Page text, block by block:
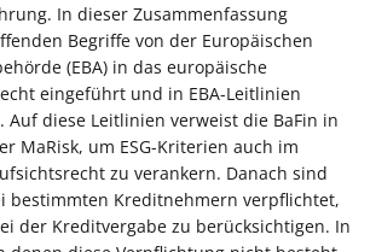
In dieser Zusammenfassung
Begriffe von der Europäischen
(EBA) in das europäische
eingeführt und in EBA-Leitlinien
Auf diese Leitlinien verweist die BaFin in
MaRisk, um ESG-Kriterien auch im
zu verankern. Danach sind
bestimmten Kreditnehmern verpflichtet,
der Kreditvergabe zu berücksichtigen. In